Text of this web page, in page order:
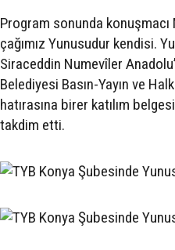
Program sonunda
çağımız Yunusudur kendisi.
Siraceddin Numevîler
Belediyesi Basın-Yayın ve
hatırasına birer katılım
takdim etti.